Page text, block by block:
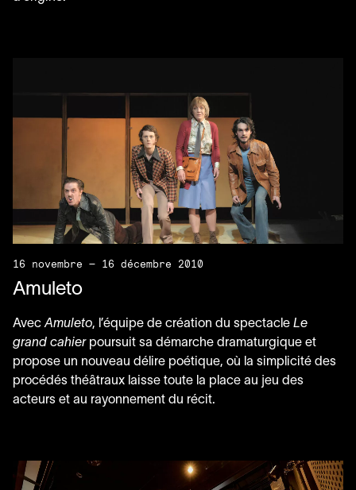
16 novembre — 16 décembre 2010
Amuleto
AvecAmuleto, l’équipe de création du spectacle Le
grand cahierpoursuit sa démarche dramaturgique et
propose un nouveau délire poétique, où la simplicité des
procédés théâtraux laisse toute la place au jeu des
acteurs et au rayonnement du récit.